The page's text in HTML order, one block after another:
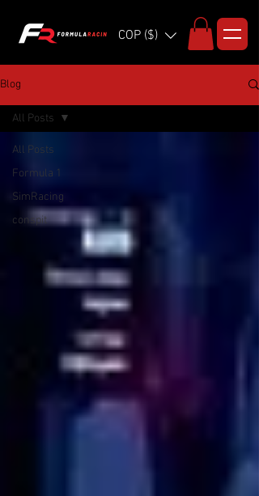
COP ($)
Blog
All Posts
Formula 1
SimRacing
conspit
All Posts